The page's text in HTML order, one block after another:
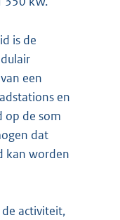
is de
een
en
op de som
dat
kan worden
activiteit,